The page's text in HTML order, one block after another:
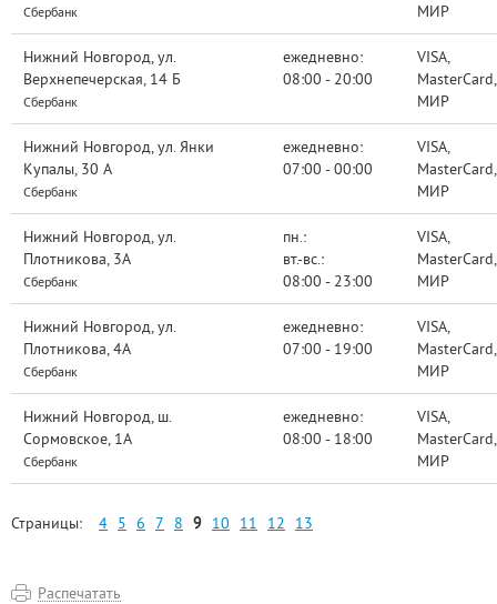
Сбербанк
МИР
Нижний Новгород, ул.
Верхнепечерская, 14 Б
Сбербанк
ежедневно:
08:00 - 20:00
VISA,
MasterCard,
МИР
Нижний Новгород, ул. Янки
Купалы, 30 А
Сбербанк
ежедневно:
07:00 - 00:00
VISA,
MasterCard,
МИР
Нижний Новгород, ул.
Плотникова, 3А
Сбербанк
пн.:
вт.-вс.:
08:00 - 23:00
VISA,
MasterCard,
МИР
Нижний Новгород, ул.
Плотникова, 4А
Сбербанк
ежедневно:
07:00 - 19:00
VISA,
MasterCard,
МИР
Нижний Новгород, ш.
Сормовское, 1А
Сбербанк
ежедневно:
08:00 - 18:00
VISA,
MasterCard,
МИР
Страницы: 4 5 6 7 8 9 10 11 12 13
Распечатать